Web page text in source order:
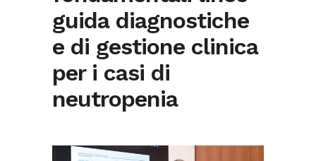
guida diagnostiche
e di gestione clinica
per i casi di
neutropenia